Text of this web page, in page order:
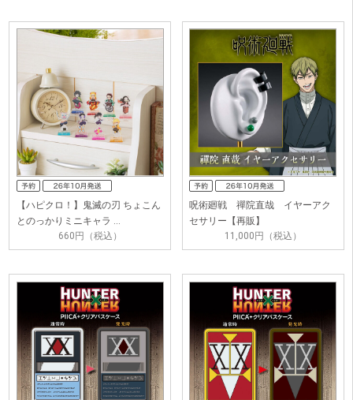
【ハピクロ！】鬼滅の刃 ちょこん
とのっかりミニキャラ …
660円（税込）
呪術廻戦 禪院直哉 イヤーアク
セサリー【再販】
11,000円（税込）